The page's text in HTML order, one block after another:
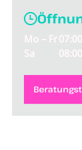
Mo – Fr
Sa